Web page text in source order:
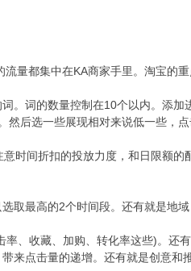
量都集中在KA商家手里。淘宝的重
。词的数量控制在10个以内。添
后选一些展现相对来说低一些，
时间折扣的投放力度，和日限额
取最高的2个时间段。还有就是地
、收藏、加购、转化率这些)。还
来点击量的递增。还有就是创意